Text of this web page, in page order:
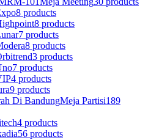
8 products
8 products
7 products
8 products
3 products
7 products
4 products
9 products
Meja Partisi189
4 products
56 products